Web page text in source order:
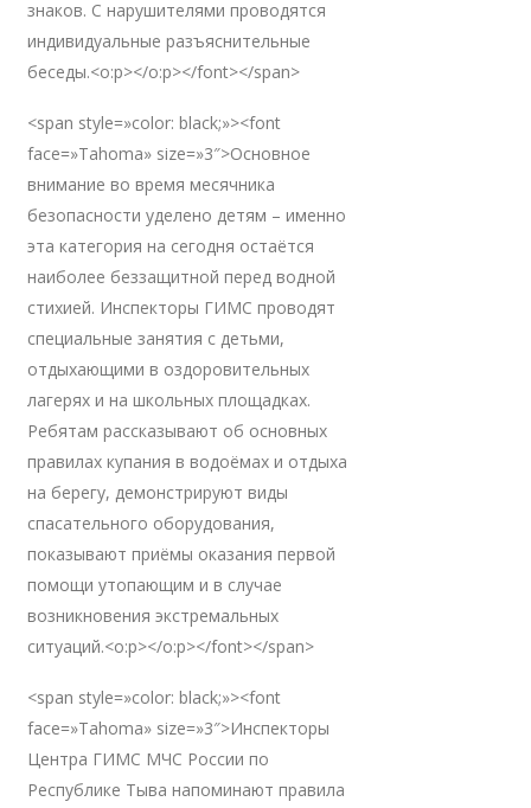
знаков. С нарушителями проводятся
индивидуальные разъяснительные
беседы.<o:p></o:p></font></span>
<span style=»color: black;»><font
face=»Tahoma» size=»3″>Основное
внимание во время месячника
безопасности уделено детям – именно
эта категория на сегодня остаётся
наиболее беззащитной перед водной
стихией. Инспекторы ГИМС проводят
специальные занятия с детьми,
отдыхающими в оздоровительных
лагерях и на школьных площадках.
Ребятам рассказывают об основных
правилах купания в водоёмах и отдыха
на берегу, демонстрируют виды
спасательного оборудования,
показывают приёмы оказания первой
помощи утопающим и в случае
возникновения экстремальных
ситуаций.<o:p></o:p></font></span>
<span style=»color: black;»><font
face=»Tahoma» size=»3″>Инспекторы
Центра ГИМС МЧС России по
Республике Тыва напоминают правила